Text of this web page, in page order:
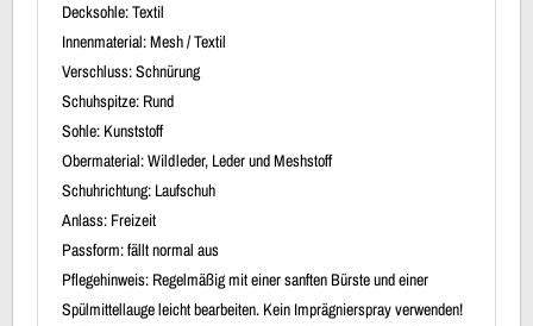
Decksohle: Textil
Innenmaterial: Mesh / Textil
Verschluss: Schnürung
Schuhspitze: Rund
Sohle: Kunststoff
Obermaterial: Wildleder, Leder und Meshstoff
Schuhrichtung: Laufschuh
Anlass: Freizeit
Passform: fällt normal aus
Pflegehinweis: Regelmäßig mit einer sanften Bürste und einer
Spülmittellauge leicht bearbeiten. Kein Imprägnierspray verwenden!